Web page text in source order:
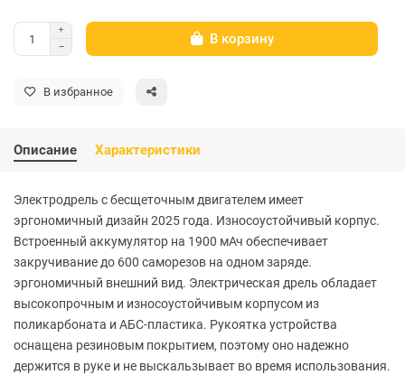
В корзину
В избранное
Описание Характеристики
Электродрель с бесщеточным двигателем имеет
эргономичный дизайн 2025 года. Износоустойчивый корпус.
Встроенный аккумулятор на 1900 мАч обеспечивает
закручивание до 600 саморезов на одном заряде.
эргономичный внешний вид. Электрическая дрель обладает
высокопрочным и износоустойчивым корпусом из
поликарбоната и АБС-пластика. Рукоятка устройства
оснащена резиновым покрытием, поэтому оно надежно
держится в руке и не выскальзывает во время использования.